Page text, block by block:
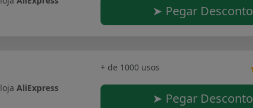
➤ Pegar Desconto
AliExpress
+ de 1000 usos
➤ Pegar Desconto